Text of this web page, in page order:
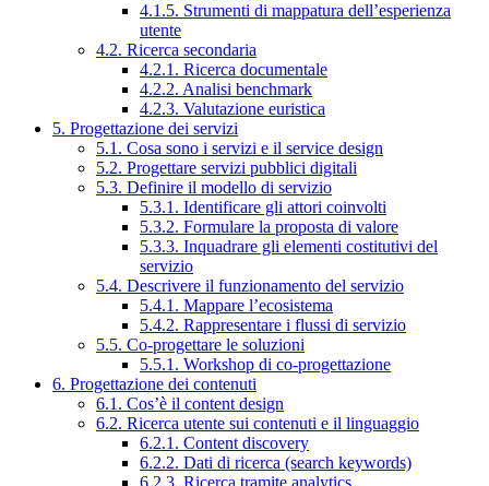
4.1.5. Strumenti di mappatura dell’esperienza
utente
4.2. Ricerca secondaria
4.2.1. Ricerca documentale
4.2.2. Analisi benchmark
4.2.3. Valutazione euristica
5. Progettazione dei servizi
5.1. Cosa sono i servizi e il service design
5.2. Progettare servizi pubblici digitali
5.3. Definire il modello di servizio
5.3.1. Identificare gli attori coinvolti
5.3.2. Formulare la proposta di valore
5.3.3. Inquadrare gli elementi costitutivi del
servizio
5.4. Descrivere il funzionamento del servizio
5.4.1. Mappare l’ecosistema
5.4.2. Rappresentare i flussi di servizio
5.5. Co-progettare le soluzioni
5.5.1. Workshop di co-progettazione
6. Progettazione dei contenuti
6.1. Cos’è il content design
6.2. Ricerca utente sui contenuti e il linguaggio
6.2.1. Content discovery
6.2.2. Dati di ricerca (search keywords)
6.2.3. Ricerca tramite analytics